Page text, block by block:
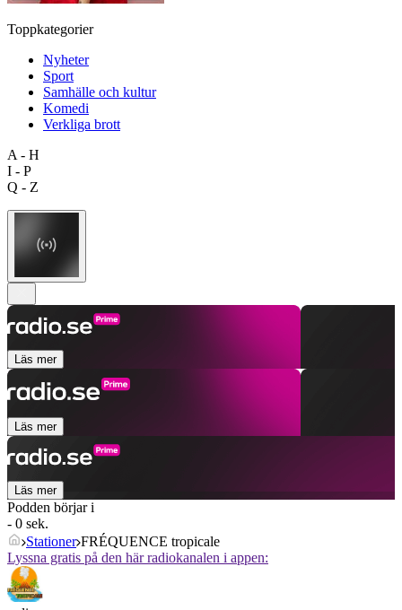
Toppkategorier
Nyheter
Sport
Samhälle och kultur
Komedi
Verkliga brott
A - H
I - P
Q - Z
Läs mer
Läs mer
Läs mer
Podden börjar i
- 0 sek.
Stationer FRÉQUENCE tropicale
Lyssna gratis på den här radiokanalen i appen: